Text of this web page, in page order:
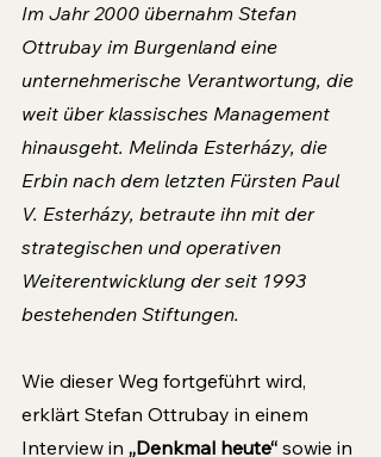
Im Jahr 2000 übernahm Stefan
Ottrubay im Burgenland eine
unternehmerische Verantwortung, die
weit über klassisches Management
hinausgeht. Melinda Esterházy, die
Erbin nach dem letzten Fürsten Paul
V. Esterházy, betraute ihn mit der
strategischen und operativen
Weiterentwicklung der seit 1993
bestehenden Stiftungen.
Wie dieser Weg fortgeführt wird,
erklärt Stefan Ottrubay in einem
Interview in „Denkmal heute“ sowie in